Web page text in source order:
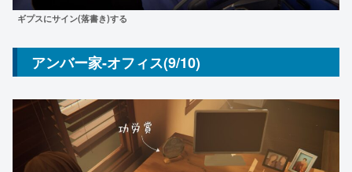
ギプスにサイン(落書き)する
アンバー家-オフィス(9/10)